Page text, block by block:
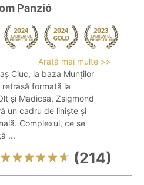
Panzió
Arată mai multe >>
Ciuc, la baza Munților
formată la
și Madicsa, Zsigmond
un cadru de liniște și
Complexul, ce se
...
(214)